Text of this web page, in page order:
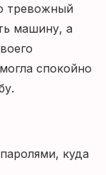
тревожный
машину, а
спокойно
куда